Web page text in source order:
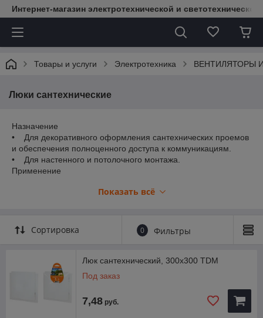
Интернет-магазин электротехнической и
Товары и услуги Электротехника ВЕНТИЛЯТОРЫ
Люки сантехнические
Назначение
• Для декоративного оформления сантехнических проемов
и обеспечения полноценного доступа к коммуникациям.
• Для настенного и потолочного монтажа.
Применение
• Ударопрочный полистирол.
Показать всё
Сортировка 0 Фильтры
Люк сантехнический, 300х300 TDM
Под заказ
7,48 руб.